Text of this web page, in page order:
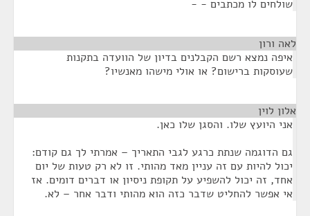
שולחים לו מכתבים - -
לאה ורון
איפה נמצא רשם הקבלנים בדיון של הוועדה בתקנות
שעוסקות ברישום? או אולי מישהו מאנשיו?
אלון לוין
אני היועץ שלו. והסגן שלו כאן.
גם הדוגמה שנתת כרגע לגבי התאריך – אמרתי לך גם קודם:
יכול להיות עם זה עניין מאד מהותי. זו לא רק טעות של יום
אחד, זה יכול להשפיע על תקופת ניסיון או דברים דומים. אז
אי אפשר להחליט שדבר כזה הוא מהותי ודבר אחר – לא.